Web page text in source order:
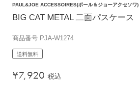
リュック
PAUL&JOE ACCESSOIRES(ポール＆ジョーアクセソワ)
BIG CAT METAL 二面パスケース
商品番号 PJA-W1274
送料無料
¥7,920 税込